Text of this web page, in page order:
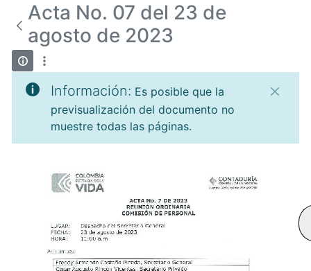
Acta No. 07 del 23 de
agosto de 2023
Información: Es posible que la
previsualización del documento no
muestre todas las páginas.